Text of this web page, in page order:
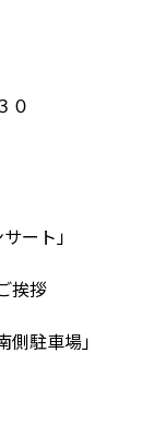
０
ート」
挨拶
駐車場」